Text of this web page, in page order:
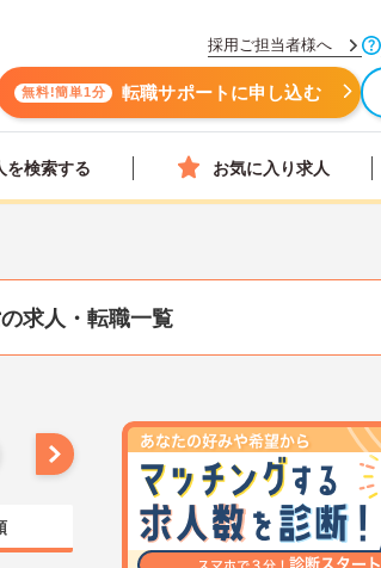
採用ご担当者様へ
無料!簡単1分 転職サポートに申し込む
を検索する お気に入り求人
の求人・転職一覧